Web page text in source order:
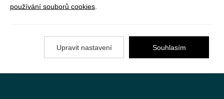
Nejčastější dotazy (FAQ)
používání souborů cookies
Upravit nastavení Souhlasím